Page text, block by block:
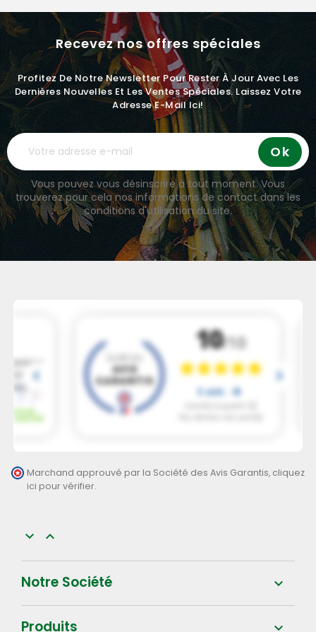
Recevez nos offres spéciales
Profitez De Notre Newsletter Pour Rester À Jour Avec Les
Dernières Nouvelles Et Les Ventes Spéciales. Laissez Votre
Adresse E-Mail Ici!
Vous pouvez vous désinscrire à tout moment. Vous
trouverez pour cela nos informations de contact dans les
conditions d'utilisation du site.
Marchand approuvé par la Société des Avis Garantis, cliquez
ici pour vérifier.
 
Notre Société 
Produits 